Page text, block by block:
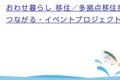
おわせ暮らし 移住／多拠点移住
つながる・イベントプロジェクト